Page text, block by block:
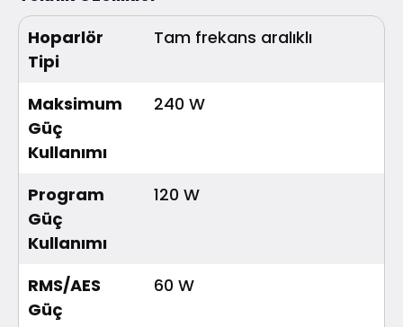
Hoparlör
Tipi
Tam frekans aralıklı
Maksimum
Güç
Kullanımı
240 W
Program
Güç
Kullanımı
120 W
RMS/AES
Güç
60 W